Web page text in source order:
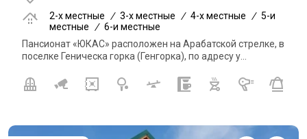
2-x местные
/ 3-x местные / 4-x местные / 5-и
местные
/ 6-и местные
Пансионат «ЮКАС» расположен на Арабатской стрелке, в
поселке Геническа горка (Генгорка), по адресу у...